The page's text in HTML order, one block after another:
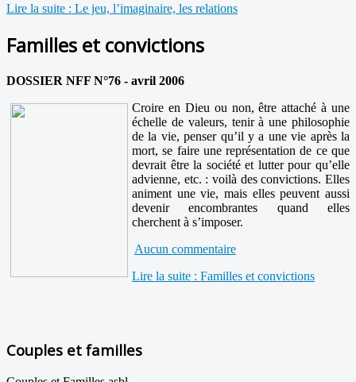
Lire la suite : Le jeu, l’imaginaire, les relations
Familles et convictions
DOSSIER NFF N°76 - avril 2006
Croire en Dieu ou non, être attaché à une
échelle de valeurs, tenir à une philosophie
de la vie, penser qu’il y a une vie après la
mort, se faire une représentation de ce que
devrait être la société et lutter pour qu’elle
advienne, etc. : voilà des convictions. Elles
animent une vie, mais elles peuvent aussi
devenir encombrantes quand elles
cherchent à s’imposer.
Aucun commentaire
Lire la suite : Familles et convictions
Couples et familles